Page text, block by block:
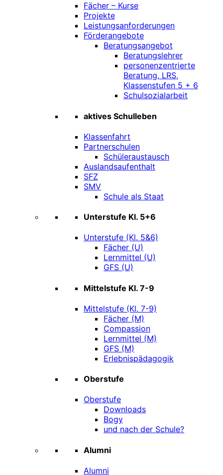
Fächer – Kurse
Projekte
Leistungsanforderungen
Förderangebote
Beratungsangebot
Beratungslehrer
personenzentrierte
Beratung, LRS,
Klassenstufen 5 + 6
Schulsozialarbeit
aktives Schulleben
Klassenfahrt
Partnerschulen
Schüleraustausch
Auslandsaufenthalt
SFZ
SMV
Schule als Staat
Unterstufe Kl. 5+6
Unterstufe (Kl. 5&6)
Fächer (U)
Lernmittel (U)
GFS (U)
Mittelstufe Kl. 7-9
Mittelstufe (Kl. 7-9)
Fächer (M)
Compassion
Lernmittel (M)
GFS (M)
Erlebnispädagogik
Oberstufe
Oberstufe
Downloads
Bogy
und nach der Schule?
Alumni
Alumni